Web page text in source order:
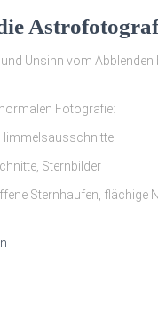
Unsinn vom
Fotografie:
Sternbilder
Sternhaufen, flächige